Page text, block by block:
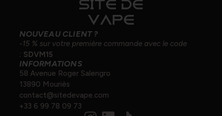
NOUVEAU CLIENT ?
-15 % sur votre première commande avec le code
: SDVM15
INFORMATIONS
58 Avenue Roger Salengro
13890 Mouriès
contact@sitedevape.com
+33 6 99 78 09 73